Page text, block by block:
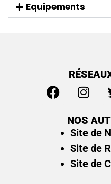
Equipements
NOS
Site de
Site de
Site de